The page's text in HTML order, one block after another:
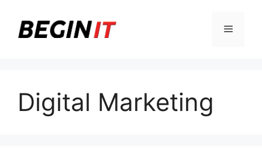
Menu
Digital Marketing